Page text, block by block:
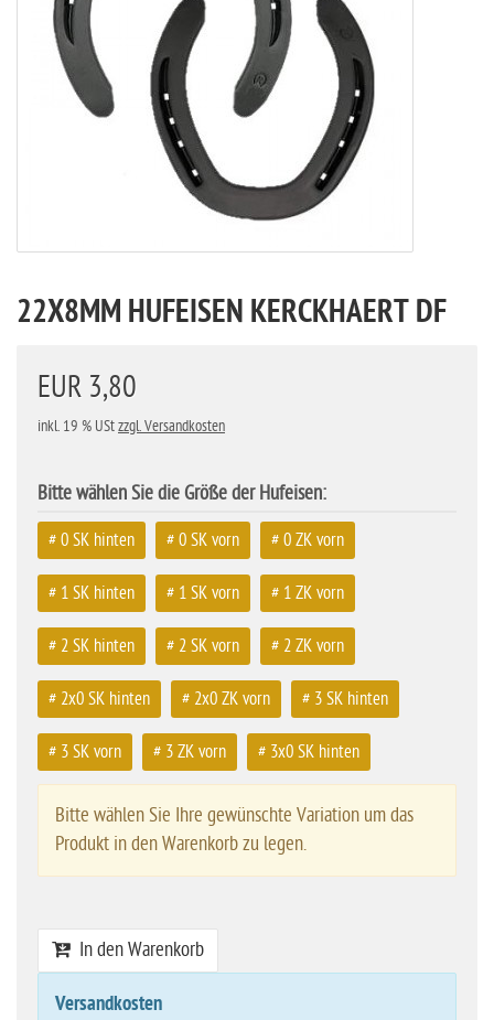
22X8MM HUFEISEN KERCKHAERT DF
EUR 3,80
inkl. 19 % UStzzgl. Versandkosten
Bitte wählen Sie die Größe der Hufeisen:
# 0 SK hinten # 0 SK vorn # 0 ZK vorn
# 1 SK hinten # 1 SK vorn # 1 ZK vorn
# 2 SK hinten # 2 SK vorn # 2 ZK vorn
# 2x0 SK hinten # 2x0 ZK vorn # 3 SK hinten
# 3 SK vorn # 3 ZK vorn # 3x0 SK hinten
Bitte wählen Sie Ihre gewünschte Variation um das
Produkt in den Warenkorb zu legen.
In den Warenkorb
Versandkosten